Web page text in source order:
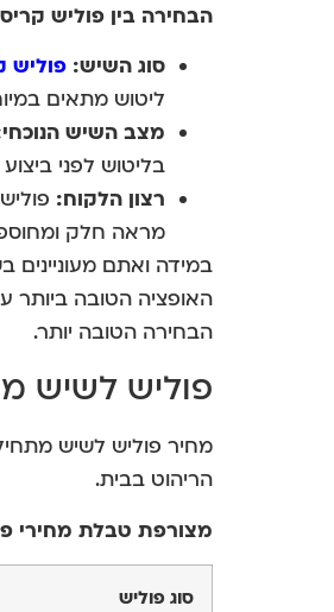
הבחירה בין פוליש
סוג השיש: פוליש
ליטוש מתאים
מצב השיש
בליטוש לפני
רצון הלקוח:
מראה חלק
במידה ואתם
האופציה הטובה ביותר
הבחירה הטובה יותר.
פוליש לשיש
הריהוט בבית.
מצורפת טבלת מחירי
סוג פוליש